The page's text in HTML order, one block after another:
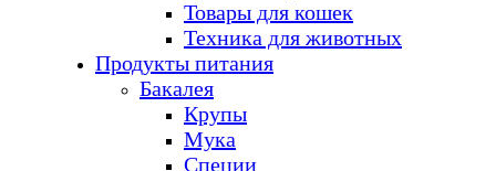
Товары для кошек
Техника для животных
Продукты питания
Бакалея
Крупы
Мука
Специи